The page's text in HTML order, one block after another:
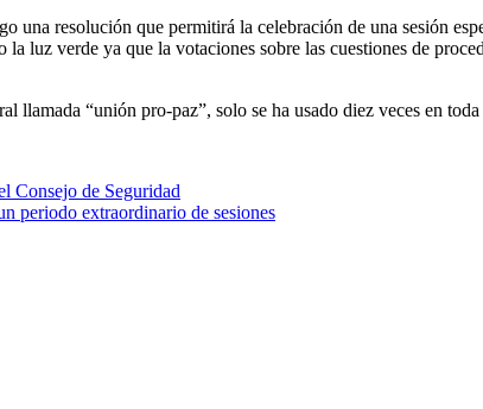
una resolución que permitirá la celebración de una sesión
luz verde ya que la votaciones sobre las cuestiones de
llamada “unión pro-paz”, solo se ha usado diez veces en
Consejo de Seguridad
periodo extraordinario de sesiones